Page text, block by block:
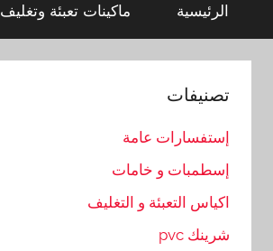
الرئيسية ماكينات تعبئة وتغليف
تصنيفات
إستفسارات عامة
إسطمبات و خامات
اكياس التعبئة و التغليف
شرينك pvc